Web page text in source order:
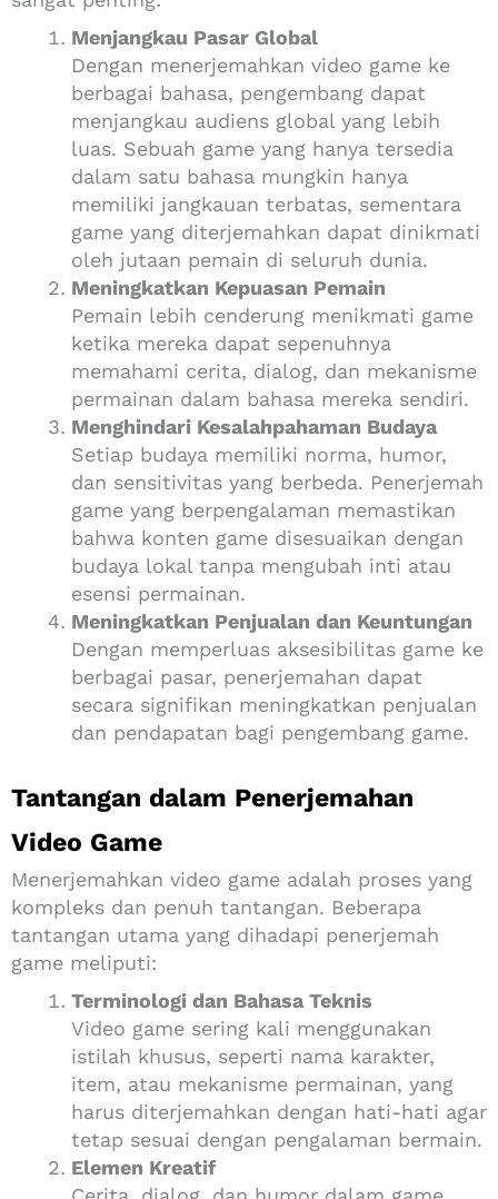
Menjangkau Pasar Global
Dengan menerjemahkan video game ke
berbagai bahasa, pengembang dapat
menjangkau audiens global yang lebih
luas. Sebuah game yang hanya tersedia
dalam satu bahasa mungkin hanya
memiliki jangkauan terbatas, sementara
game yang diterjemahkan dapat dinikmati
oleh jutaan pemain di seluruh dunia.
Meningkatkan Kepuasan Pemain
Pemain lebih cenderung menikmati game
ketika mereka dapat sepenuhnya
memahami cerita, dialog, dan mekanisme
permainan dalam bahasa mereka sendiri.
Menghindari Kesalahpahaman Budaya
Setiap budaya memiliki norma, humor,
dan sensitivitas yang berbeda. Penerjemah
game yang berpengalaman memastikan
bahwa konten game disesuaikan dengan
budaya lokal tanpa mengubah inti atau
esensi permainan.
Meningkatkan Penjualan dan Keuntungan
Dengan memperluas aksesibilitas game ke
berbagai pasar, penerjemahan dapat
secara signifikan meningkatkan penjualan
dan pendapatan bagi pengembang game.
Tantangan dalam Penerjemahan
Video Game
Menerjemahkan video game adalah proses yang
kompleks dan penuh tantangan. Beberapa
tantangan utama yang dihadapi penerjemah
game meliputi:
Terminologi dan Bahasa Teknis
Video game sering kali menggunakan
istilah khusus, seperti nama karakter,
item, atau mekanisme permainan, yang
harus diterjemahkan dengan hati-hati agar
tetap sesuai dengan pengalaman bermain.
Elemen Kreatif